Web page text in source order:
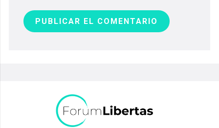
PUBLICAR EL COMENTARIO